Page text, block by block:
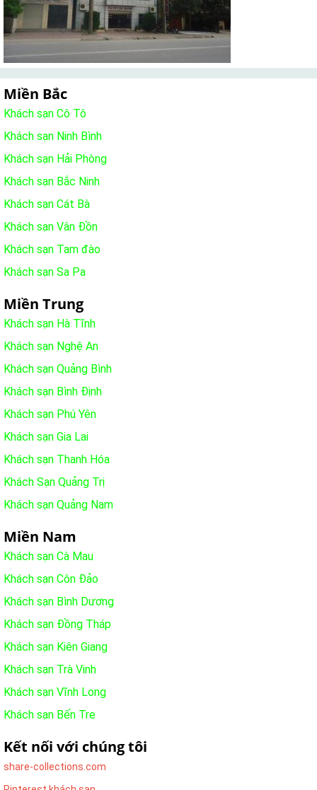
Miền Bắc
Khách sạn Cô Tô
Khách sạn Ninh Bình
Khách sạn Hải Phòng
Khách sạn Bắc Ninh
Khách sạn Cát Bà
Khách sạn Vân Đồn
Khách sạn Tam đào
Khách sạn Sa Pa
Miền Trung
Khách sạn Hà Tĩnh
Khách sạn Nghệ An
Khách sạn Quảng Bình
Khách sạn Bình Định
Khách sạn Phú Yên
Khách sạn Gia Lai
Khách sạn Thanh Hóa
Khách Sạn Quảng Trị
Khách sạn Quảng Nam
Miền Nam
Khách sạn Cà Mau
Khách sạn Côn Đảo
Khách sạn Bình Dương
Khách sạn Đồng Tháp
Khách sạn Kiên Giang
Khách sạn Trà Vinh
Khách sạn Vĩnh Long
Khách sạn Bến Tre
Kết nối với chúng tôi
share-collections.com